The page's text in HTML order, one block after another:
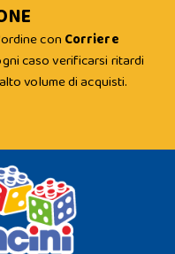
con Corriere
caso verificarsi ritardi
volume di acquisti.